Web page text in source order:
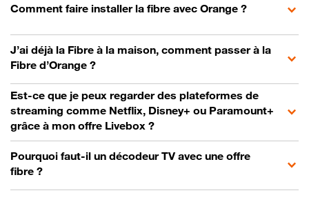
Comment faire installer la fibre avec Orange ?
J’ai déjà la Fibre à la maison, comment passer à la
Fibre d’Orange ?
Est-ce que je peux regarder des plateformes de
streaming comme Netflix, Disney+ ou Paramount+
grâce à mon offre Livebox ?
Pourquoi faut-il un décodeur TV avec une offre
fibre ?